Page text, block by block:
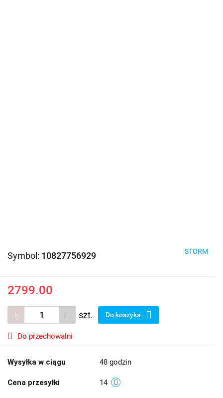
Symbol: 10827756929 STORM
2799.00
szt. Do koszyka
Do przechowalni
Wysyłka w ciągu 48 godzin
Cena przesyłki 14